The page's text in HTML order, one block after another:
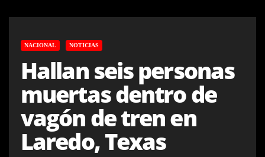
NACIONAL NOTICIAS
Hallan seis personas
muertas dentro de
vagón de tren en
Laredo, Texas